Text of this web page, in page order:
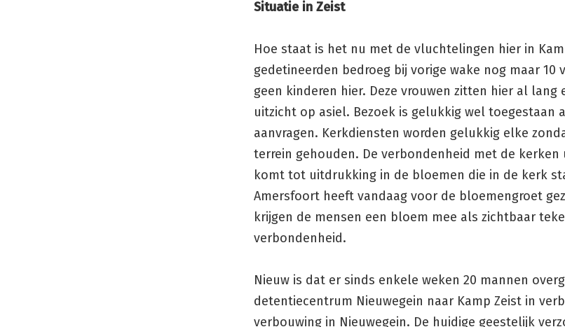
Situatie in Zeist
Hoe staat is het nu met de vluchtelingen hier in
gedetineerden bedroeg bij vorige wake nog maar 10
geen kinderen hier. Deze vrouwen zitten hier al lang
uitzicht op asiel. Bezoek is gelukkig wel toegestaan
aanvragen. Kerkdiensten worden gelukkig elke
terrein gehouden. De verbondenheid met de kerken
komt tot uitdrukking in de bloemen die in de kerk
Amersfoort heeft vandaag voor de bloemengroet
krijgen de mensen een bloem mee als zichtbaar
verbondenheid.
Nieuw is dat er sinds enkele weken 20 mannen
detentiecentrum Nieuwegein naar Kamp Zeist in
verbouwing in Nieuwegein. De huidige geestelijk